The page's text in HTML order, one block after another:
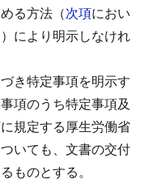
る方法（次項におい
により明示しなけれ
き特定事項を明示す
項のうち特定事項及
に規定する厚生労働省
いても、文書の交付
ものとする。